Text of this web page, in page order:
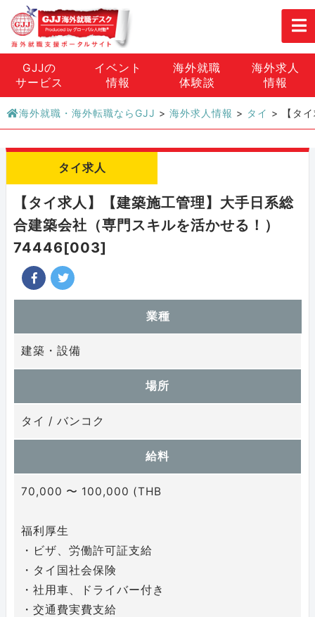
GJJの
サービス
イベント
情報
海外就職
体験談
海外求人
情報
海外就職・海外転職ならGJJ > 海外求人情報 > タイ > 【タ
タイ求人
【タイ求人】【建築施工管理】大手日系総
合建築会社（専門スキルを活かせる！）
74446[003]
業種
建築・設備
場所
タイ / バンコク
給料
70,000 〜 100,000 (THB
福利厚生
・ビザ、労働許可証支給
・タイ国社会保険
・社用車、ドライバー付き
・交通費実費支給